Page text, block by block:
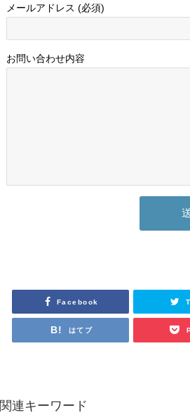
メールアドレス (必須)
お問い合わせ内容
Facebook
はてブ
関連キーワード